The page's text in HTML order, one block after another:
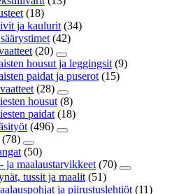
(18)
ja kaulurit (34)
(42)
(20)
housut ja leggingsit (9)
paidat ja puserot (15)
(28)
housut (8)
paidat (18)
(496)
(78)
(50)
ja maalaustarvikkeet (70)
tussit ja maalit (51)
ja piirustuslehtiöt (11)